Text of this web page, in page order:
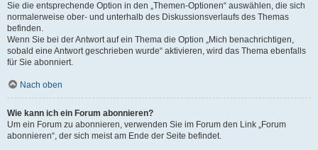
Sie die entsprechende Option in den „Themen-Optionen“ auswählen, die sich
normalerweise ober- und unterhalb des Diskussionsverlaufs des Themas
befinden.
Wenn Sie bei der Antwort auf ein Thema die Option „Mich benachrichtigen,
sobald eine Antwort geschrieben wurde“ aktivieren, wird das Thema ebenfalls
für Sie abonniert.
Nach oben
Wie kann ich ein Forum abonnieren?
Um ein Forum zu abonnieren, verwenden Sie im Forum den Link „Forum
abonnieren“, der sich meist am Ende der Seite befindet.